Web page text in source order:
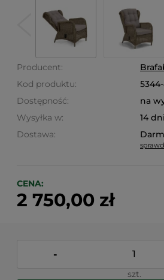
Producent:
Kod produktu:
Dostępność:
na
Wysyłka w:
14 dni
Dostawa:
Cena nie zawiera ewentualnych
CENA:
2 750,00 zł
-
szt.